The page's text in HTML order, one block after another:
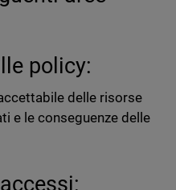
policy:
delle risorse
e le conseguenze delle